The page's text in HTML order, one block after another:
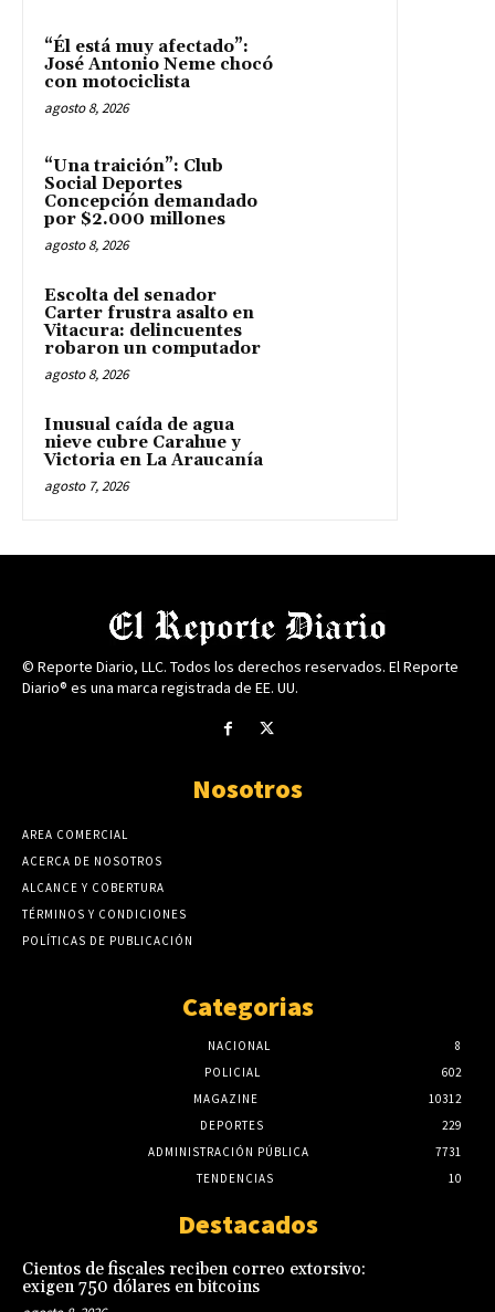
“Él está muy afectado”:
José Antonio Neme chocó
con motociclista
agosto 8, 2026
“Una traición”: Club
Social Deportes
Concepción demandado
por $2.000 millones
agosto 8, 2026
Escolta del senador
Carter frustra asalto en
Vitacura: delincuentes
robaron un computador
agosto 8, 2026
Inusual caída de agua
nieve cubre Carahue y
Victoria en La Araucanía
agosto 7, 2026
© Reporte Diario, LLC. Todos los derechos reservados. El Reporte
Diario® es una marca registrada de EE. UU.
Nosotros
AREA COMERCIAL
ACERCA DE NOSOTROS
ALCANCE Y COBERTURA
TÉRMINOS Y CONDICIONES
POLÍTICAS DE PUBLICACIÓN
Categorias
NACIONAL
8
POLICIAL
602
MAGAZINE
10312
DEPORTES
229
ADMINISTRACIÓN PÚBLICA
7731
TENDENCIAS
10
Destacados
Cientos de fiscales reciben correo extorsivo:
exigen 750 dólares en bitcoins